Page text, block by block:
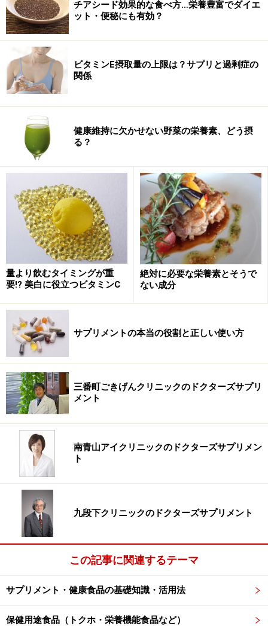
チアシード効果的な食べ方…栄養豊富でダイエ
ット・便秘にも有効？
ビタミンE摂取量の上限は？サプリと過剰症の
関係
健康維持に欠かせない野菜の栄養素、どう摂
る？
量より飲むタイミングが重
要!? 美白に役立つビタミンC
絶対に必要な栄養素とそうで
ない成分
サプリメントの本当の役割と正しい使い方
三番町ごきげんクリニックのドクターズサプリ
メント
南青山アイクリニックのドクターズサプリメン
ト
九段下クリニックのドクターズサプリメント
この記事に関連するテーマ
サプリメント・健康食品の基礎知識・活用法
保健用途食品（トクホ・栄養機能食品など）